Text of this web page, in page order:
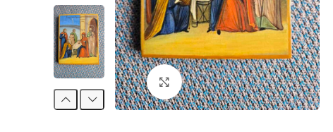
Клацніть, щоб збільшити